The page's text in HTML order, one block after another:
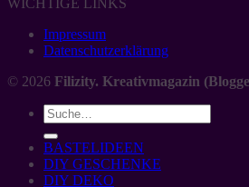
WICHTIGE LINKS
Impressum
Datenschutzerklärung
© 2026 Filizity. Kreativmagazin
BASTELIDEEN
DIY GESCHENKE
DIY DEKO